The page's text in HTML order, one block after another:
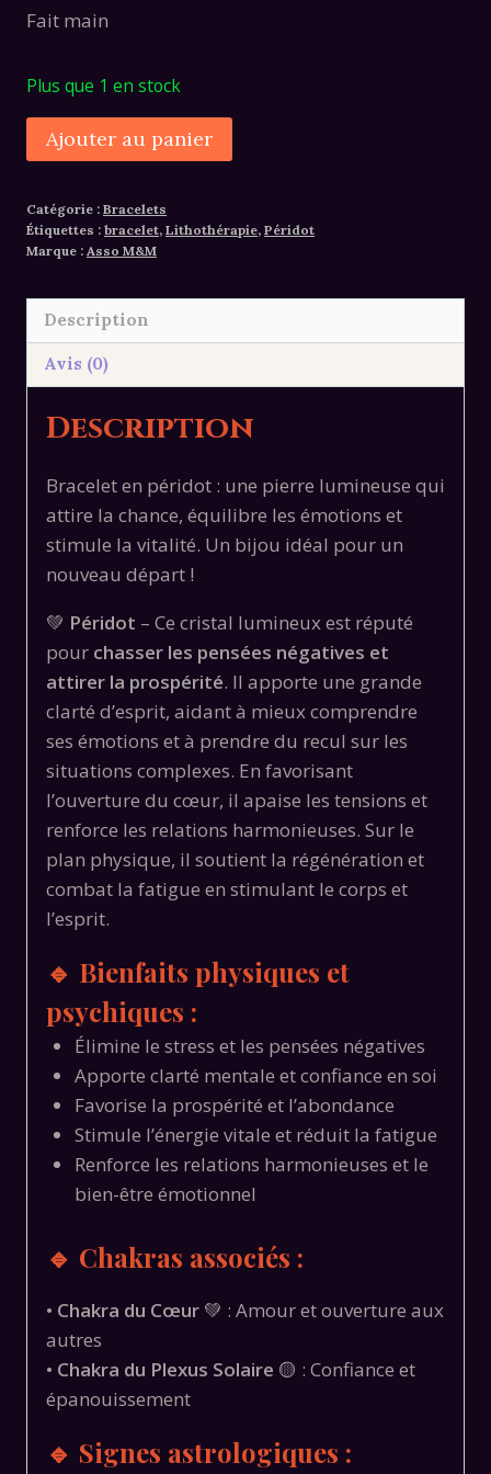
Fait main
Plus que 1 en stock
quantité
de
péridot
Ajouter au panier
Catégorie : Bracelets
Étiquettes : bracelet, Lithothérapie, Péridot
Marque : Asso M&M
Description
Avis (0)
Description
Bracelet en péridot : une pierre lumineuse qui
attire la chance, équilibre les émotions et
stimule la vitalité. Un bijou idéal pour un
nouveau départ !
💚 Péridot – Ce cristal lumineux est réputé
pour chasser les pensées négatives et
attirer la prospérité. Il apporte une grande
clarté d’esprit, aidant à mieux comprendre
ses émotions et à prendre du recul sur les
situations complexes. En favorisant
l’ouverture du cœur, il apaise les tensions et
renforce les relations harmonieuses. Sur le
plan physique, il soutient la régénération et
combat la fatigue en stimulant le corps et
l’esprit.
🔹 Bienfaits physiques et
psychiques :
Élimine le stress et les pensées négatives
Apporte clarté mentale et confiance en soi
Favorise la prospérité et l’abondance
Stimule l’énergie vitale et réduit la fatigue
Renforce les relations harmonieuses et le
bien-être émotionnel
🔹 Chakras associés :
• Chakra du Cœur 💚 : Amour et ouverture aux
autres
• Chakra du Plexus Solaire 🟡 : Confiance et
épanouissement
🔹 Signes astrologiques :